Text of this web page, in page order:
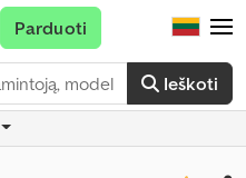
Ieškoti
Parduoti